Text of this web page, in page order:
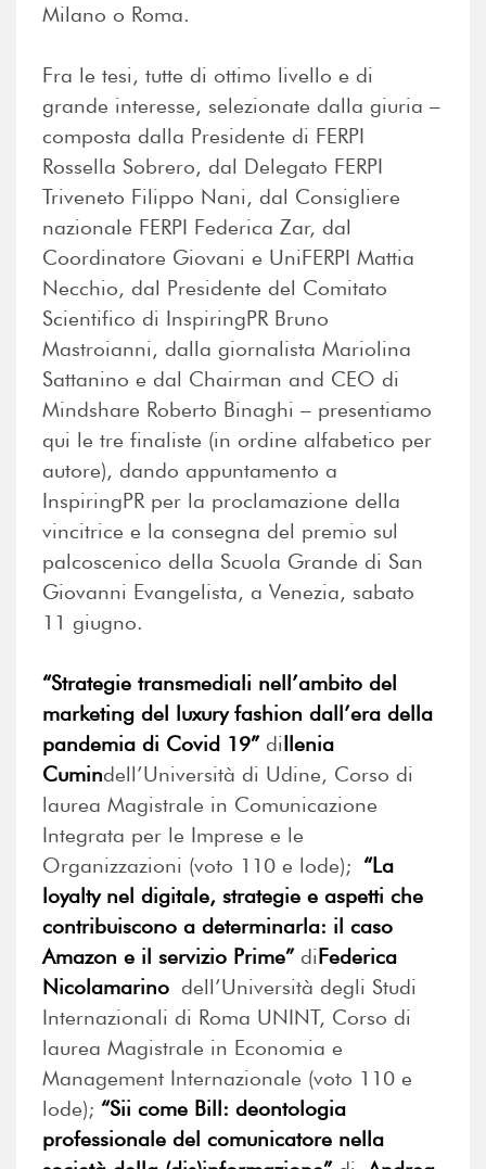
Milano o Roma.
Fra le tesi, tutte di ottimo livello e di
grande interesse, selezionate dalla giuria –
composta dalla Presidente di FERPI
Rossella Sobrero, dal Delegato FERPI
Triveneto Filippo Nani, dal Consigliere
nazionale FERPI Federica Zar, dal
Coordinatore Giovani e UniFERPI Mattia
Necchio, dal Presidente del Comitato
Scientifico di InspiringPR Bruno
Mastroianni, dalla giornalista Mariolina
Sattanino e dal Chairman and CEO di
Mindshare Roberto Binaghi – presentiamo
qui le tre finaliste (in ordine alfabetico per
autore), dando appuntamento a
InspiringPR per la proclamazione della
vincitrice e la consegna del premio sul
palcoscenico della Scuola Grande di San
Giovanni Evangelista, a Venezia, sabato
11 giugno.
“Strategie transmediali nell’ambito del
marketing del luxury fashion dall’era della
pandemia di Covid 19” diIlenia
Cumindell’Università di Udine, Corso di
laurea Magistrale in Comunicazione
Integrata per le Imprese e le
Organizzazioni (voto 110 e lode); “La
loyalty nel digitale, strategie e aspetti che
contribuiscono a determinarla: il caso
Amazon e il servizio Prime” diFederica
Nicolamarino dell’Università degli Studi
Internazionali di Roma UNINT, Corso di
laurea Magistrale in Economia e
Management Internazionale (voto 110 e
lode); “Sii come Bill: deontologia
professionale del comunicatore nella